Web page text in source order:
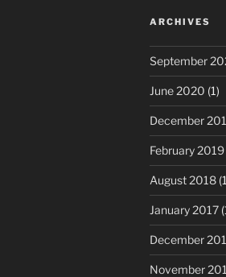
ARCHIVES
September
June 2020 (1)
December
February 2019
August 2018
January 2017
December
November